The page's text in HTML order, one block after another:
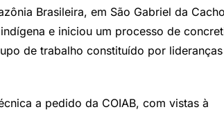
Brasileira, em São Gabriel da
e iniciou um processo de
de trabalho constituído por lideranças
a pedido da COIAB, com vistas à